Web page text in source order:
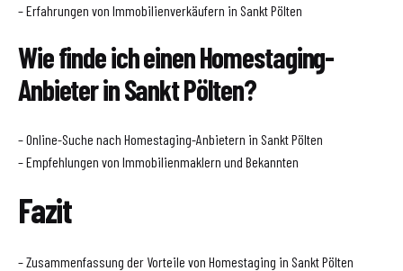
– Erfahrungen von Immobilienverkäufern in Sankt Pölten
Wie finde ich einen Homestaging-
Anbieter in Sankt Pölten?
– Online-Suche nach Homestaging-Anbietern in Sankt Pölten
– Empfehlungen von Immobilienmaklern und Bekannten
Fazit
– Zusammenfassung der Vorteile von Homestaging in Sankt Pölten